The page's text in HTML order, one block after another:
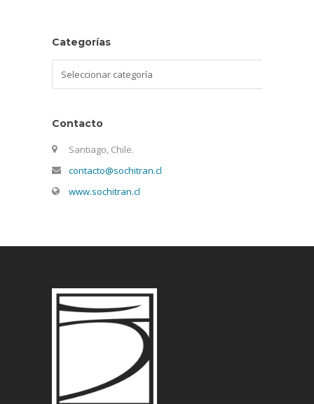
Categorías
Contacto
Santiago, Chile.
contacto@sochitran.cl
www.sochitran.cl